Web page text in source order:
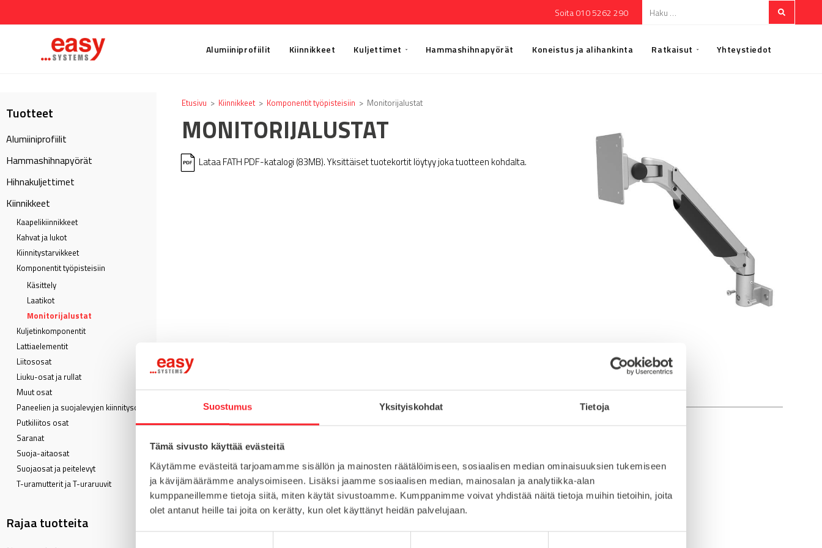
Suostumus Yksityiskohdat Tietoja
Tämä sivusto käyttää evästeitä
Käytämme evästeitä tarjoamamme sisällön ja mainosten räätälöimiseen, sosiaalisen median ominaisuuksien tukemiseen
ja kävijämäärämme analysoimiseen. Lisäksi jaamme sosiaalisen median, mainosalan ja analytiikka-alan
kumppaneillemme tietoja siitä, miten käytät sivustoamme. Kumppanimme voivat yhdistää näitä tietoja muihin tietoihin, joita
olet antanut heille tai joita on kerätty, kun olet käyttänyt heidän palvelujaan.
Soita 010 5262 290
Alumiiniprofiilit Kiinnikkeet Kuljettimet Hammashihnapyörät Koneistus ja alihankinta Ratkaisut Yhteystiedot
Tuotteet
Alumiiniprofiilit
Hammashihnapyörät
Hihnakuljettimet
Kiinnikkeet
Kaapeli­kiinnikkeet
Kahvat ja lukot
Kiinnitystarvikkeet
Komponentit työpisteisiin
Käsittely
Laatikot
Monitorijalustat
Kuljetin­komponentit
Lattia­elementit
Liitososat
Liuku-osat ja rullat
Muut osat
Paneelien ja suojalevyjen kiinnitysosat
Putkiliitos osat
Saranat
Suoja-aitaosat
Suojaosat ja peitelevyt
T-uramutterit ja T-uraruuvit
Rajaa tuotteita
Etusivu > Kiinnikkeet > Komponentit työpisteisiin > Monitorijalustat
MONITORIJALUSTAT
Lataa FATH PDF-katalogi (83MB). Yksittäiset tuotekortit löytyy joka tuotteen kohdalta.